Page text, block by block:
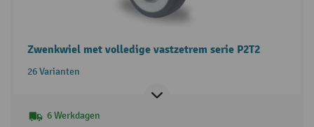
Zwenkwiel met volledige vastzetrem serie P2T2
26 Varianten
6 Werkdagen